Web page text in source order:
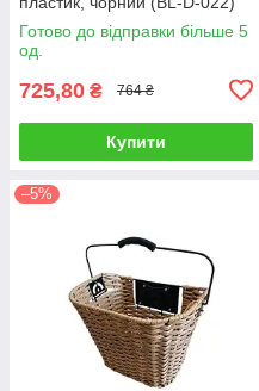
Готово до відправки більше 5
од.
725,80 ₴ 764 ₴
Купити
–5%